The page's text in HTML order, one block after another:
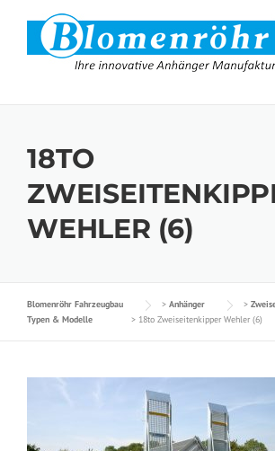
Skip to content
18TO
WEHLER (6)
Blomenröhr Fahrzeugbau > Anhänger >
Typen & Modelle
> 18to Zweiseitenkipper Wehler (6)